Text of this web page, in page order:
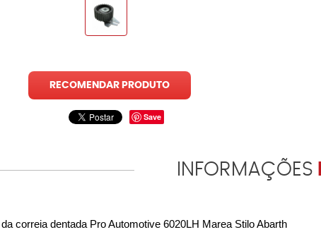
RECOMENDAR PRODUTO
Save
INFORMAÇÕES
correia dentada Pro Automotive 6020LH Marea Stilo Abarth